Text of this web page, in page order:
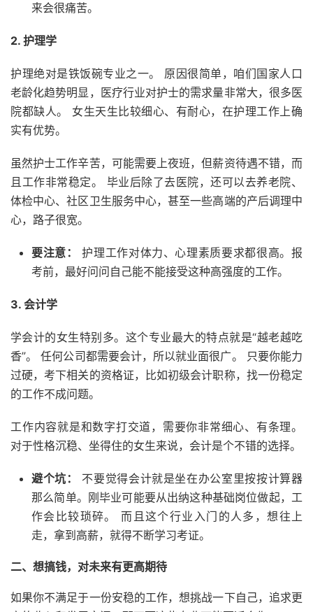
来会很痛苦。
2. 护理学
护理绝对是铁饭碗专业之一。 原因很简单，咱们国家人口
老龄化趋势明显，医疗行业对护士的需求量非常大，很多医
院都缺人。 女生天生比较细心、有耐心，在护理工作上确
实有优势。
虽然护士工作辛苦，可能需要上夜班，但薪资待遇不错，而
且工作非常稳定。 毕业后除了去医院，还可以去养老院、
体检中心、社区卫生服务中心，甚至一些高端的产后调理中
心，路子很宽。
要注意：
护理工作对体力、心理素质要求都很高。报
考前，最好问问自己能不能接受这种高强度的工作。
3. 会计学
学会计的女生特别多。这个专业最大的特点就是“越老越吃
香”。 任何公司都需要会计，所以就业面很广。 只要你能力
过硬，考下相关的资格证，比如初级会计职称，找一份稳定
的工作不成问题。
工作内容就是和数字打交道，需要你非常细心、有条理。
对于性格沉稳、坐得住的女生来说，会计是个不错的选择。
避个坑：
不要觉得会计就是坐在办公室里按按计算器
那么简单。刚毕业可能要从出纳这种基础岗位做起，工
作会比较琐碎。 而且这个行业入门的人多，想往上
走，拿到高薪，就得不断学习考证。
二、想搞钱，对未来有更高期待
如果你不满足于一份安稳的工作，想挑战一下自己，追求更